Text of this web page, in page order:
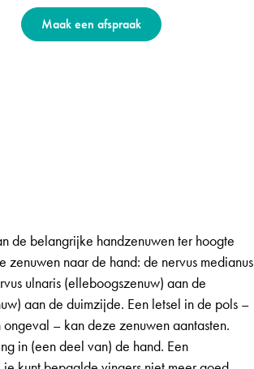
Maak een afspraak
de belangrijke handzenuwen ter hoogte
naar de hand: de nervus medianus
ulnaris (elleboogszenuw) aan de
aan de duimzijde. Een letsel in de pols –
– kan deze zenuwen aantasten.
in (een deel van) de hand. Een